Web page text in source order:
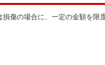
傷の場合に、一定の金額を限